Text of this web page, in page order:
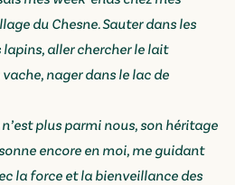
du Chesne. Sauter dans les
aller chercher le lait
nager dans le lac de
plus parmi nous, son héritage
encore en moi, me guidant
la force et la bienveillance des